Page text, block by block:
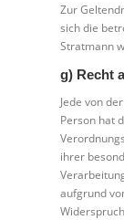
Zur
sich die
Stratmann
g) Recht
Jede von
Person hat
ihrer
aufgrund